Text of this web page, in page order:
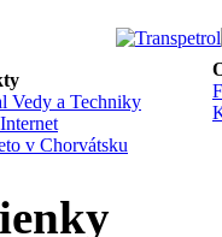
Vedy a Techniky
v Chorvátsku